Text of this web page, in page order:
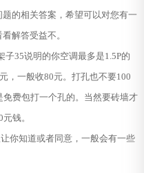
的相关答案，希望可以对您有一
解答受益不。
35说明的你空调最多是1.5P的
，一般收80元。打孔也不要100
费包打一个孔的。当然要砖墙才
钱。
你知道或者同意，一般会有一些